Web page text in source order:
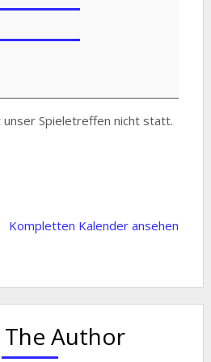
Pfingstmontag
Spieletreffen nicht statt.
Kompletten Kalender ansehen
Author